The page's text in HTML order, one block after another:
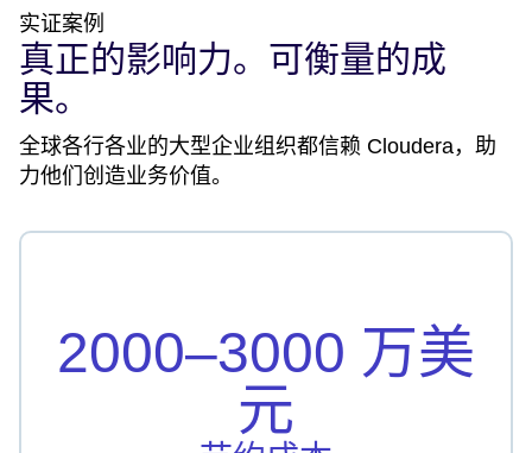
实证案例
真正的影响力。可衡量的成
果。
全球各行各业的大型企业组织都信赖 Cloudera，助
力他们创造业务价值。
Vodafone Idea 在硬件、许可和基础设施方面节省
了 2000 万至 3000 万美元
2000–3000 万美
元